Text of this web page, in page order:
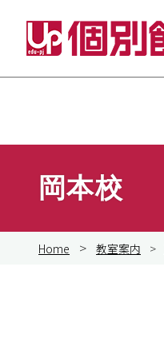
content
岡本校
Home > 教室案内 >